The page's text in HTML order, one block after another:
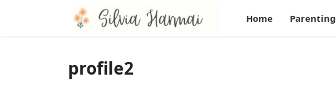
Home Parenting
profile2